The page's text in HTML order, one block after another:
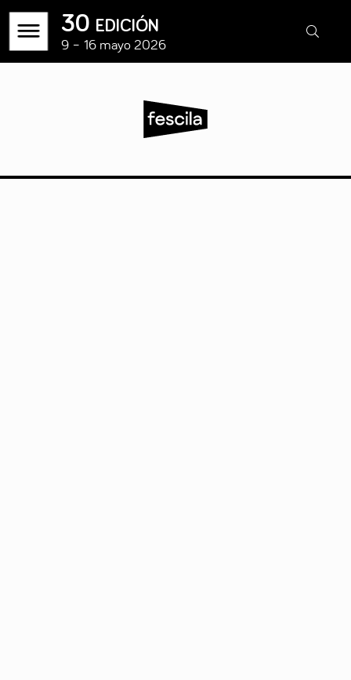
30 edición
9 – 16 mayo 2026